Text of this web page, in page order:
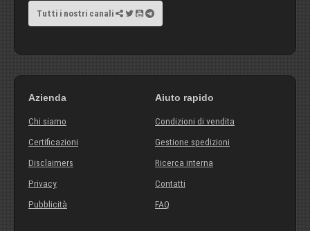
Tutti i nostri canali
Azienda
Chi siamo
Certificazioni
Disclaimers
Privacy
Pubblicità
Aiuto rapido
Condizioni di vendita
Gestione spedizioni
Ricerca interna
Contatti
FAQ